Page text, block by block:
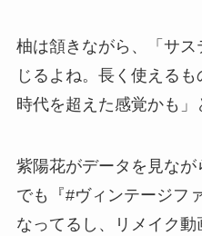
柚は頷きながら、「サ
じるよね。長く使えるも
時代を超えた感覚かも」
紫陽花がデータを見な
でも『#ヴィンテージフ
なってるし、リメイク